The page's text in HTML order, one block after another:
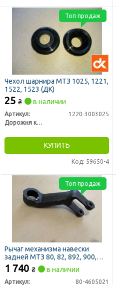
Чехол шарнира МТЗ 1025, 1221,
1522, 1523 (ДК)
25 ₴ в наличии
Артикул:
1220-3003025
Дорожня карта
КУПИТЬ
Код: 59650-4
Топ продаж
Рычаг механизма навески
задней МТЗ 80, 82, 892, 900,
950, 1005, 1025 (левый)
усиленный (пр-во РЗТ г.Ромны)
1 740 ₴ в наличии
Артикул: 80-4605021
Топ продаж